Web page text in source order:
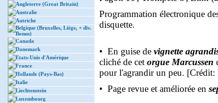
Angleterre (Great Britain)
Australie
Autriche
Belgique (Bruxelles, Liège, + div.
Bonus)
Canada
Danemark
Etats-Unis d'Amérique
France
Hollande (Pays-Bas)
Italie
Liechtenstein
Luxembourg
Programmation électronique
disquette.
• En guise de vignette
cliché de cet orgue Marcussen
pour l'agrandir un peu.
• Page revue et améliorée en